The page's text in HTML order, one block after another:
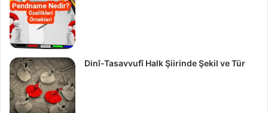
Dinî-Tasavvufî Halk Şiirinde Şekil ve Tür